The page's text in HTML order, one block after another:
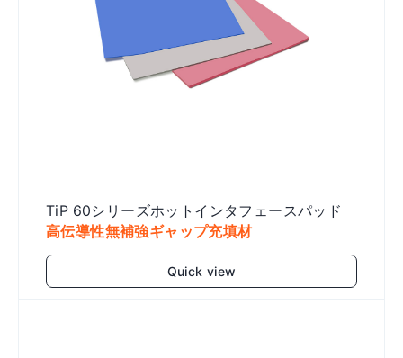
TiP 60シリーズホットインタフェースパッド
高伝導性無補強ギャップ充填材
Quick view